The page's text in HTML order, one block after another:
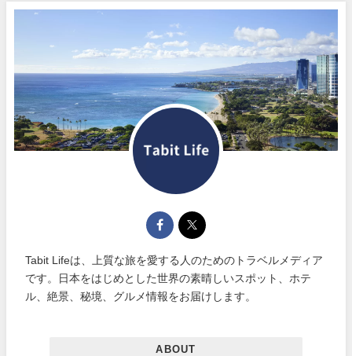
Tabit Lifeは、上質な旅を愛する人のためのトラベルメディア
です。日本をはじめとした世界の素晴しいスポット、ホテ
ル、絶景、秘境、グルメ情報をお届けします。
ABOUT